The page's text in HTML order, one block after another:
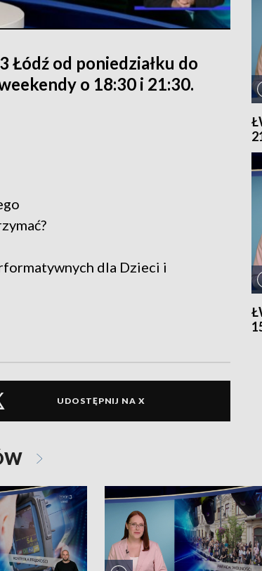
od poniedziałku do
o 18:30 i 21:30.
dla Dzieci i
UDOSTĘPNIJ NA X